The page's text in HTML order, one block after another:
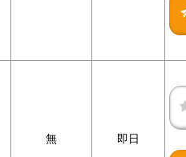
無 即日